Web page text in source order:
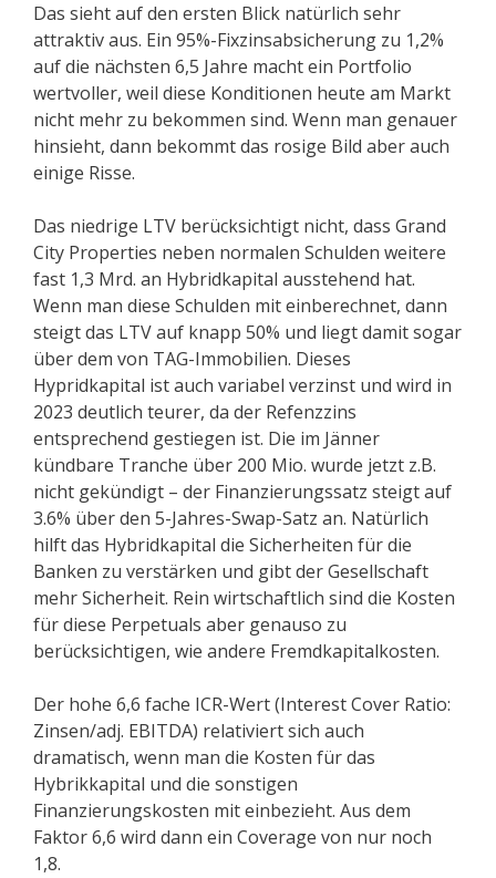
Das sieht auf den ersten Blick natürlich sehr
attraktiv aus. Ein 95%-Fixzinsabsicherung zu 1,2%
auf die nächsten 6,5 Jahre macht ein Portfolio
wertvoller, weil diese Konditionen heute am Markt
nicht mehr zu bekommen sind. Wenn man genauer
hinsieht, dann bekommt das rosige Bild aber auch
einige Risse.
Das niedrige LTV berücksichtigt nicht, dass Grand
City Properties neben normalen Schulden weitere
fast 1,3 Mrd. an Hybridkapital ausstehend hat.
Wenn man diese Schulden mit einberechnet, dann
steigt das LTV auf knapp 50% und liegt damit sogar
über dem von TAG-Immobilien. Dieses
Hypridkapital ist auch variabel verzinst und wird in
2023 deutlich teurer, da der Refenzzins
entsprechend gestiegen ist. Die im Jänner
kündbare Tranche über 200 Mio. wurde jetzt z.B.
nicht gekündigt – der Finanzierungssatz steigt auf
3.6% über den 5-Jahres-Swap-Satz an. Natürlich
hilft das Hybridkapital die Sicherheiten für die
Banken zu verstärken und gibt der Gesellschaft
mehr Sicherheit. Rein wirtschaftlich sind die Kosten
für diese Perpetuals aber genauso zu
berücksichtigen, wie andere Fremdkapitalkosten.
Der hohe 6,6 fache ICR-Wert (Interest Cover Ratio:
Zinsen/adj. EBITDA) relativiert sich auch
dramatisch, wenn man die Kosten für das
Hybrikkapital und die sonstigen
Finanzierungskosten mit einbezieht. Aus dem
Faktor 6,6 wird dann ein Coverage von nur noch
1,8.